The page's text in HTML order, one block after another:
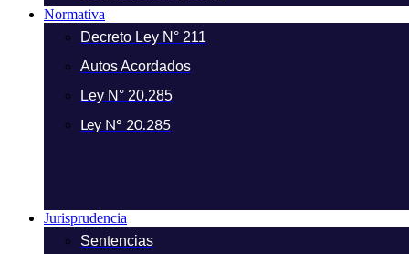
Normativa
Decreto Ley N° 211
Autos Acordados
Ley N° 20.285
Ley N° 20.285
Jurisprudencia
Sentencias